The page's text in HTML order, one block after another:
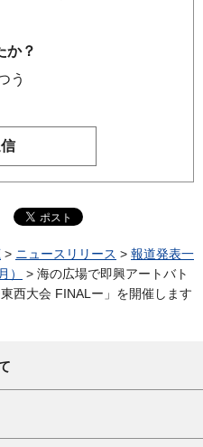
か？
う
> ニュースリリース > 報道発表一
）
> 海の広場で即興アートバト
西大会 FINALー」を開催します